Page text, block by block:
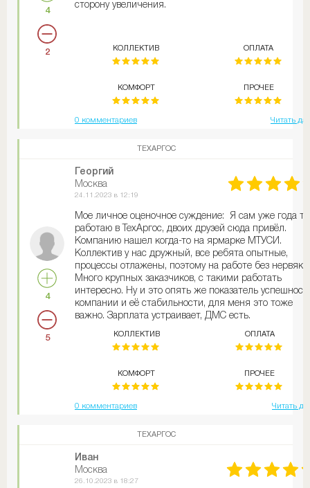
4
2
сторону увеличения.
КОЛЛЕКТИВ
КОМФОРТ
ОПЛАТА
ПРОЧЕЕ
0 комментариев Читать
ТЕХАРГОС
4
5
Георгий
Москва
24.11.2023 в 12:19
Мое личное оценочное суждение: Я сам уже года
работаю в ТехАргос, двоих друзей сюда привёл.
Компанию нашел когда-то на ярмарке МТУСИ.
Коллектив у нас дружный, все ребята опытные,
процессы отлажены, поэтому на работе без
Много крупных заказчиков, с такими работать
интересно. Ну и это опять же показатель
компании и её стабильности, для меня это тоже
важно. Зарплата устраивает, ДМС есть.
ремонт хотелось бы получше.
КОЛЛЕКТИВ
КОМФОРТ
ОПЛАТА
ПРОЧЕЕ
0 комментариев Читать
ТЕХАРГОС
Иван
Москва
26.10.2023 в 18:27